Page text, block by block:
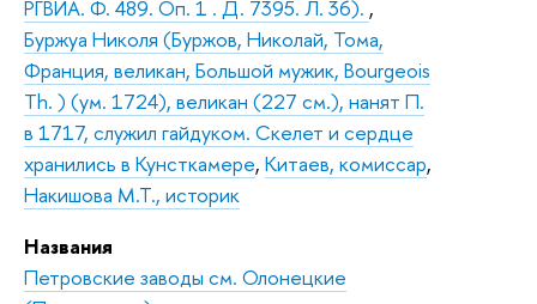
РГВИА. Ф. 489. Оп. 1 . Д. 7395. Л. 36). ,
Буржуа Николя (Буржов, Николай, Тома,
Франция, великан, Большой мужик, Bourgeois
Th. ) (ум. 1724), великан (227 см.), нанят П.
в 1717, служил гайдуком. Скелет и сердце
хранились в Кунсткамере, Китаев, комиссар,
Накишова М.Т., историк
Названия
Петровские заводы см. Олонецкие